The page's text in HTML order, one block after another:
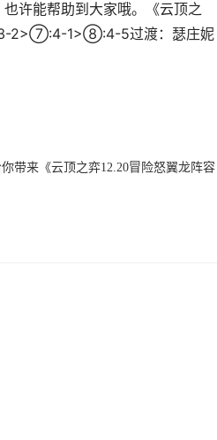
许能帮助到大家哦。《云顶之
2>⑦:4-1>⑧:4-5过渡：瑟庄妮
带来《云顶之弈12.20冒险怒翼龙阵容